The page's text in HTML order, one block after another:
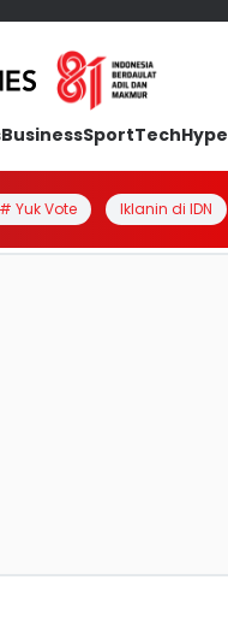
BusinessSportTechHype
# Yuk Vote Iklanin di IDN